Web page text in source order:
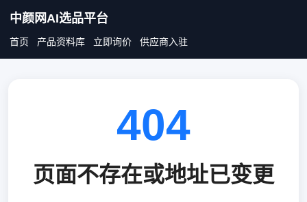
中颜网AI选品平台
首页 产品资料库 立即询价 供应商入驻
404
页面不存在或地址已变更